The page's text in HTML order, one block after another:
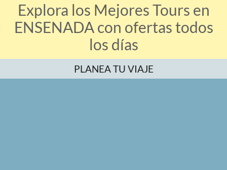
Explora los Mejores Tours en
ENSENADA con ofertas todos
los días
PLANEA TU VIAJE